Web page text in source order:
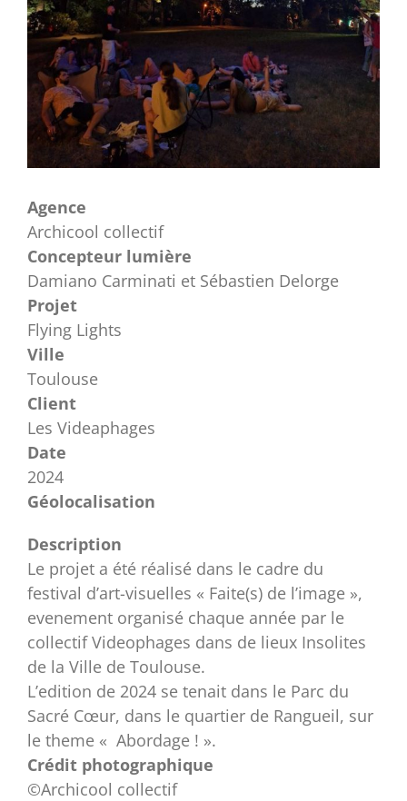
Agence
Archicool collectif
Concepteur lumière
Damiano Carminati et Sébastien Delorge
Projet
Flying Lights
Ville
Toulouse
Client
Les Videaphages
Date
2024
Géolocalisation
Description
Le projet a été réalisé dans le cadre du
festival d’art-visuelles « Faite(s) de l’image »,
evenement organisé chaque année par le
collectif Videophages dans de lieux Insolites
de la Ville de Toulouse.
L’edition de 2024 se tenait dans le Parc du
Sacré Cœur, dans le quartier de Rangueil, sur
le theme « Abordage ! ».
Crédit photographique
©Archicool collectif